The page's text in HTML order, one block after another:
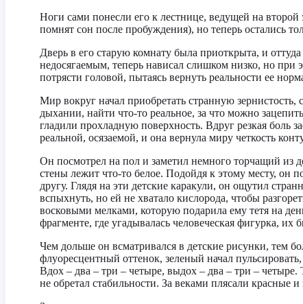
Ноги сами понесли его к лестнице, ведущей на
помнят сон после пробуждения), но теперь остались
Дверь в его старую комнату была приоткрытa, и
недосягаемым, теперь нависал слишком низко, но при
потрясти головой, пытаясь вернуть реальности ее
Мир вокруг начал приобретать странную
дыхании, найти что-то реальное, за что можно
гладили прохладную поверхность. Вдруг резкая боль
реальной, осязаемой, и она вернула миру четкость
Он посмотрел на пол и заметил немного торчащий из
стены лежит что-то белое. Подойдя к этому месту, он
другу. Глядя на эти детские каракули, он ощутил
вспыхнуть, но ей не хватало кислорода, чтобы
восковыми мелками, которую подарила ему тетя на
фрагменте, где угадывалась человеческая фигурка, их
Чем дольше он всматривался в детские рисунки, тем
флуоресцентный оттенок, зеленый начал
Вдох – два – три – четыре, выдох – два – три – четыре.
не обретал стабильности. За веками плясали красные